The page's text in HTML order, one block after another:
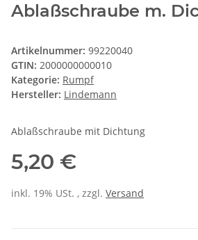
Ablaßschraube m.
Artikelnummer: 99220040
GTIN: 2000000000010
Kategorie: Rumpf
Hersteller: Lindemann
Ablaßschraube mit Dichtung
5,20 €
inkl. 19% USt. , zzgl. Versand